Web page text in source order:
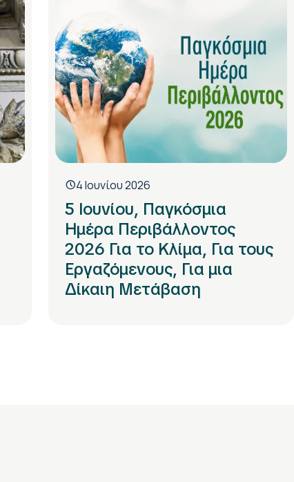
4 Ιουνίου 2026
5 Ιουνίου, Παγκόσμια
Ημέρα Περιβάλλοντος
2026 Για το Κλίμα, Για τους
Εργαζόμενους, Για μια
Δίκαιη Μετάβαση